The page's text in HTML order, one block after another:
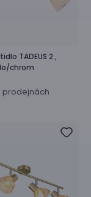
TADEUS 2 ,
chrom
prodejnách